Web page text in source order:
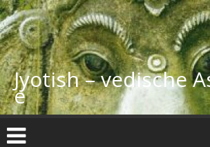
Zum
Inhalt
springen
Jyotish – vedische
e